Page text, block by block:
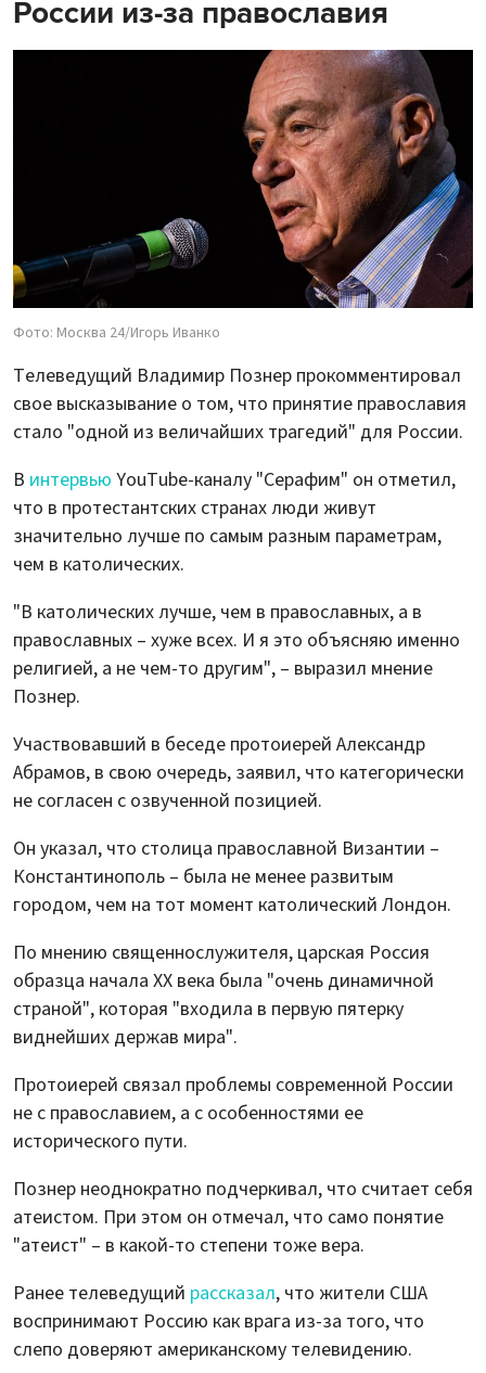
России из-за православия
Фото: Москва 24/Игорь Иванко
Телеведущий Владимир Познер прокомментировал
свое высказывание о том, что принятие православия
стало "одной из величайших трагедий" для России.
В интервью YouTube-каналу "Серафим" он отметил,
что в протестантских странах люди живут
значительно лучше по самым разным параметрам,
чем в католических.
"В католических лучше, чем в православных, а в
православных – хуже всех. И я это объясняю именно
религией, а не чем-то другим", – выразил мнение
Познер.
Участвовавший в беседе протоиерей Александр
Абрамов, в свою очередь, заявил, что категорически
не согласен с озвученной позицией.
Он указал, что столица православной Византии –
Константинополь – была не менее развитым
городом, чем на тот момент католический Лондон.
По мнению священнослужителя, царская Россия
образца начала XX века была "очень динамичной
страной", которая "входила в первую пятерку
виднейших держав мира".
Протоиерей связал проблемы современной России
не с православием, а с особенностями ее
исторического пути.
Познер неоднократно подчеркивал, что считает себя
атеистом. При этом он отмечал, что само понятие
"атеист" – в какой-то степени тоже вера.
Ранее телеведущий рассказал, что жители США
воспринимают Россию как врага из-за того, что
слепо доверяют американскому телевидению.